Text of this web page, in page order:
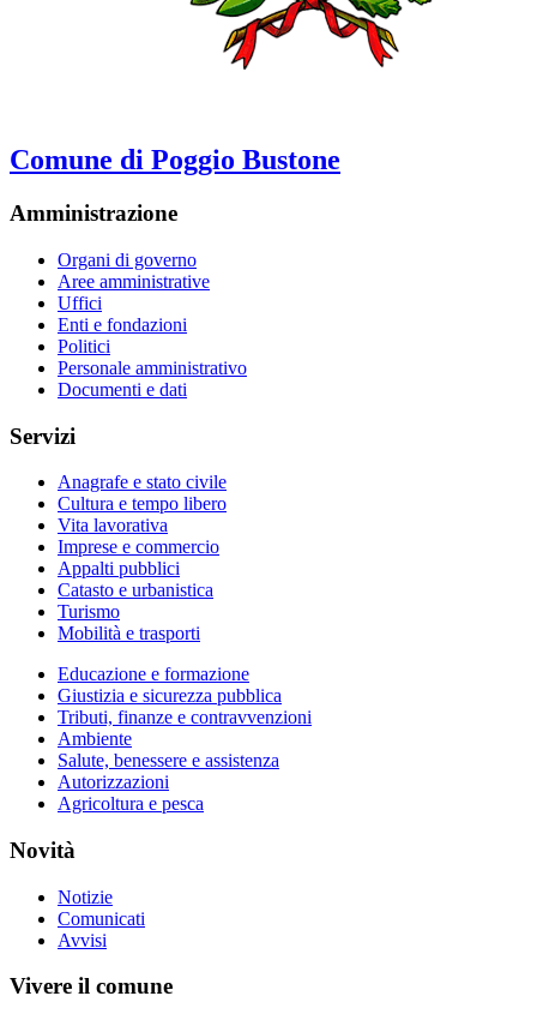
Comune di Poggio Bustone
Amministrazione
Organi di governo
Aree amministrative
Uffici
Enti e fondazioni
Politici
Personale amministrativo
Documenti e dati
Servizi
Anagrafe e stato civile
Cultura e tempo libero
Vita lavorativa
Imprese e commercio
Appalti pubblici
Catasto e urbanistica
Turismo
Mobilità e trasporti
Educazione e formazione
Giustizia e sicurezza pubblica
Tributi, finanze e contravvenzioni
Ambiente
Salute, benessere e assistenza
Autorizzazioni
Agricoltura e pesca
Novità
Notizie
Comunicati
Avvisi
Vivere il comune